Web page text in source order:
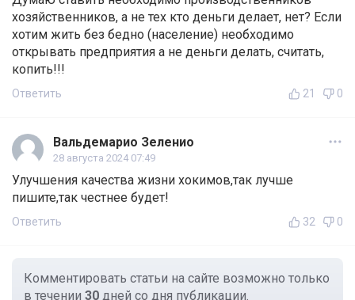
хозяйственников, а не тех кто деньги делает, нет? Если
хотим жить без бедно (население) необходимо
открывать предприятия а не деньги делать, считать,
копить!!!
Ответить 21 0
Вальдемарио Зеленио
28 августа 2024 07:49
Улучшения качества жизни хокимов,так лучше
пишите,так честнее будет!
Ответить 32 0
Комментировать статьи на сайте возможно только
в течении 30 дней со дня публикации.